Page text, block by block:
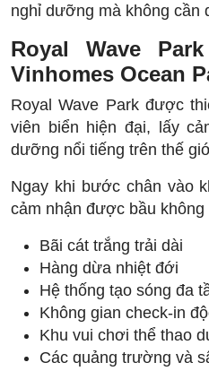
nghỉ dưỡng mà không cần
Royal Wave
Vinhomes Ocean
Royal Wave Park được
viên biển hiện đại, lấy
dưỡng nổi tiếng trên thế
Ngay khi bước chân vào
cảm nhận được bầu
Bãi cát trắng trải dài
Hàng dừa nhiệt đới
Hệ thống tạo sóng đa
Không gian check-in
Khu vui chơi thể thao
Các quảng trường và